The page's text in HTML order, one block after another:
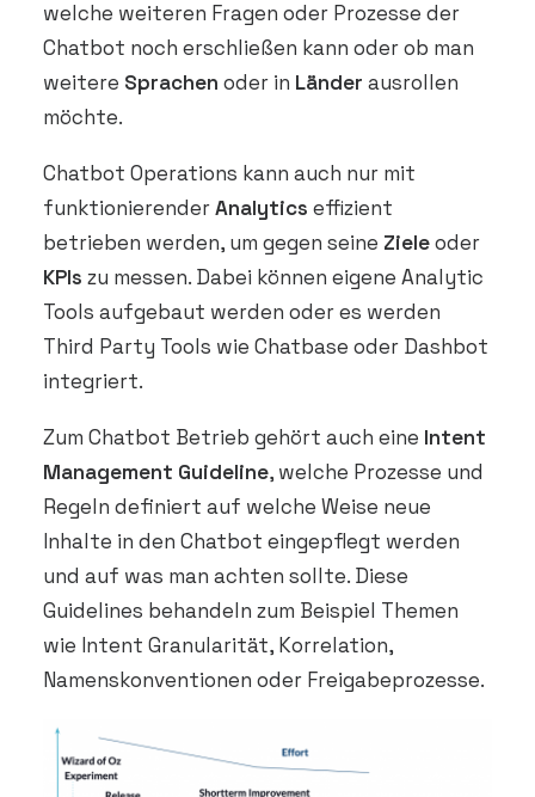
welche weiteren Fragen oder Prozesse der
Chatbot noch erschließen kann oder ob man
weitere Sprachen oder in Länder ausrollen
möchte.
Chatbot Operations kann auch nur mit
funktionierenderAnalytics effizient
betrieben werden, um gegen seine Zieleoder
KPIs zu messen. Dabei können eigene Analytic
Tools aufgebaut werden oder es werden
Third Party Tools wie Chatbase oder Dashbot
integriert.
Zum Chatbot Betrieb gehört auch eine Intent
Management Guideline, welche Prozesse und
Regeln definiert auf welche Weise neue
Inhalte in den Chatbot eingepflegt werden
und auf was man achten sollte. Diese
Guidelines behandeln zum Beispiel Themen
wie Intent Granularität, Korrelation,
Namenskonventionen oder Freigabeprozesse.